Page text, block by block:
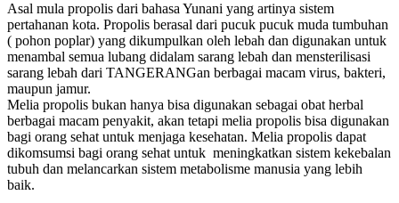
Asal mula propolis dari bahasa Yunani yang artinya sistem
pertahanan kota. Propolis berasal dari pucuk pucuk muda tumbuhan
( pohon poplar) yang dikumpulkan oleh lebah dan digunakan untuk
menambal semua lubang didalam sarang lebah dan mensterilisasi
sarang lebah dari TANGERANGan berbagai macam virus, bakteri,
maupun jamur.
Melia propolis bukan hanya bisa digunakan sebagai obat herbal
berbagai macam penyakit, akan tetapi melia propolis bisa digunakan
bagi orang sehat untuk menjaga kesehatan. Melia propolis dapat
dikomsumsi bagi orang sehat untuk meningkatkan sistem kekebalan
tubuh dan melancarkan sistem metabolisme manusia yang lebih
baik.